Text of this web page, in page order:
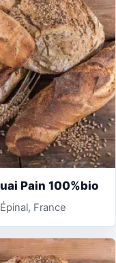
Pain 100%bio
France